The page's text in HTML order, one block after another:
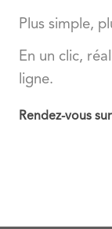
Plus simple,
En un clic,
ligne.
Rendez-vous sur